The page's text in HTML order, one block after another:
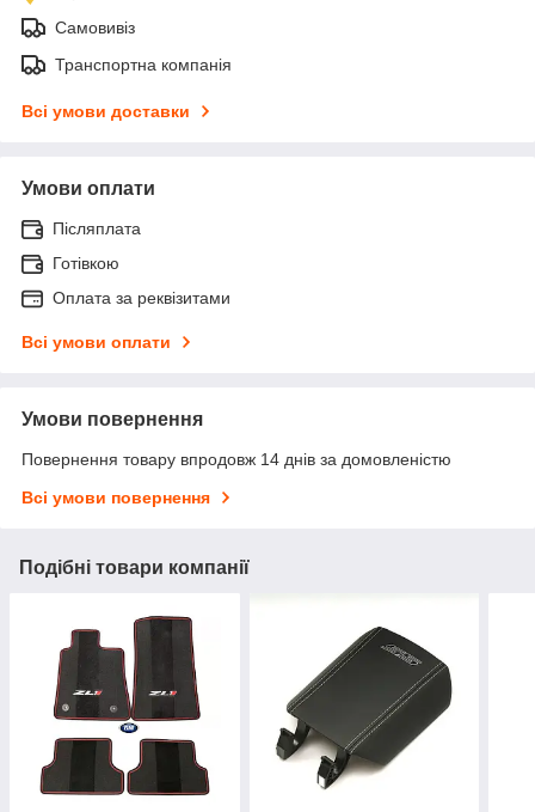
Самовивіз
Транспортна компанія
Всі умови доставки
Умови оплати
Післяплата
Готівкою
Оплата за реквізитами
Всі умови оплати
Умови повернення
Повернення товару впродовж 14 днів за домовленістю
Всі умови повернення
Подібні товари компанії